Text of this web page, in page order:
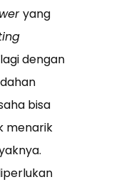
yang
dengan
bisa
menarik